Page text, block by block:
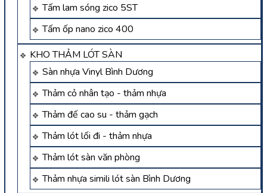
Tấm lam sóng zico 5ST
Tấm ốp nano zico 400
KHO THẢM LÓT SÀN
Sàn nhựa Vinyl Bình Dương
Thảm cỏ nhân tạo - thảm nhựa
Thảm đế cao su - thảm gạch
Thảm lót lối đi - thảm nhựa
Thảm lót sàn văn phòng
Thảm nhựa simili lót sàn Bình Dương